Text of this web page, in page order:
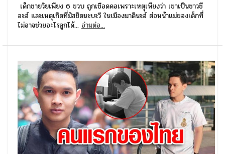
เด็กชายวัยเพียง 6 ขวบ ถูกเชือดคอเพราะเหตุเพียงว่า เขาเป็นชาวชี
อะฮ์ และเหตุเกิดที่มัสยิดนะบะวี ในเมืองมาดินะฮ์ ต่อหน้าแม่ของเด็กที่
ไม่อาจช่วยอะไรลูกได้... อ่านต่อ...